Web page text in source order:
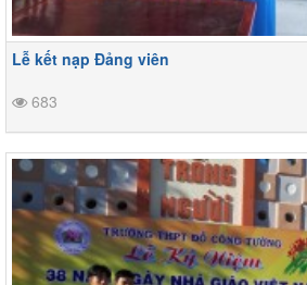
Lễ kết nạp Đảng viên
683